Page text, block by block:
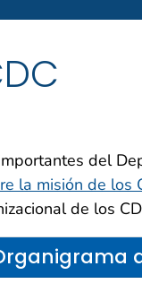
del
la misión de los
de los